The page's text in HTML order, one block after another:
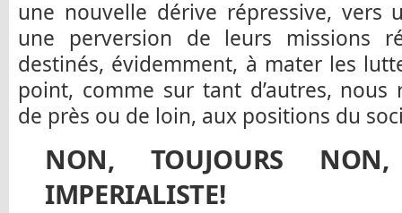
une nouvelle dérive répressive, vers
une perversion de leurs missions
destinés, évidemment, à mater les
point, comme sur tant d’autres, nous
de près ou de loin, aux positions du
NON, TOUJOURS
IMPERIALISTE!